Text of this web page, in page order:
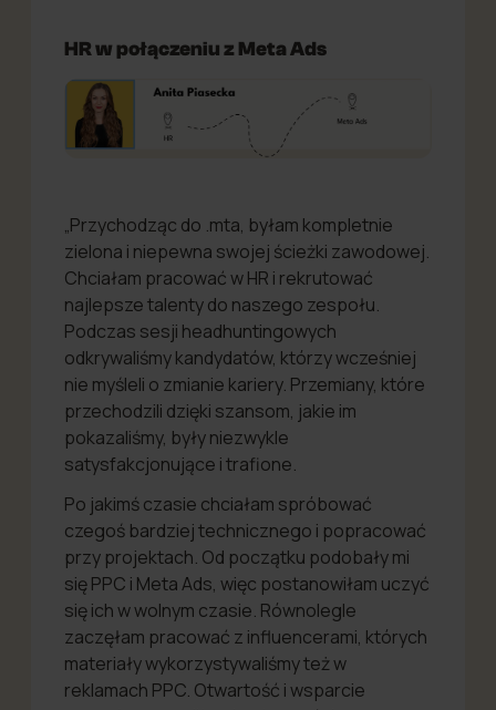
HR w połączeniu z Meta Ads
„Przychodząc do .mta, byłam kompletnie
zielona i niepewna swojej ścieżki zawodowej.
Chciałam pracować w HR i rekrutować
najlepsze talenty do naszego zespołu.
Podczas sesji headhuntingowych
odkrywaliśmy kandydatów, którzy wcześniej
nie myśleli o zmianie kariery. Przemiany, które
przechodzili dzięki szansom, jakie im
pokazaliśmy, były niezwykle
satysfakcjonujące i trafione.
Po jakimś czasie chciałam spróbować
czegoś bardziej technicznego i popracować
przy projektach. Od początku podobały mi
się PPC i Meta Ads, więc postanowiłam uczyć
się ich w wolnym czasie. Równolegle
zaczęłam pracować z influencerami, których
materiały wykorzystywaliśmy też w
reklamach PPC. Otwartość i wsparcie